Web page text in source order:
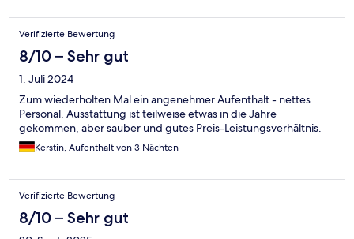
Verifizierte Bewertung
8/10 – Sehr gut
1. Juli 2024
Zum wiederholten Mal ein angenehmer Aufenthalt - nettes
Personal. Ausstattung ist teilweise etwas in die Jahre
gekommen, aber sauber und gutes Preis-Leistungsverhältnis.
Kerstin, Aufenthalt von 3 Nächten
Verifizierte Bewertung
8/10 – Sehr gut